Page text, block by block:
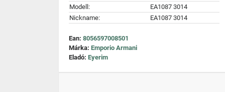
Modell:
EA1087 3014
Nickname:
EA1087 3014
Ean: 8056597008501
Márka: Emporio Armani
Eladó: Eyerim